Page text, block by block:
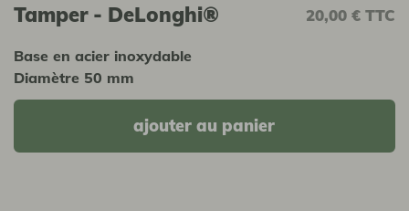
Tamper - DeLonghi®
Base en acier inoxydable
Diamètre 50 mm
20,00 € TTC
ajouter au panier